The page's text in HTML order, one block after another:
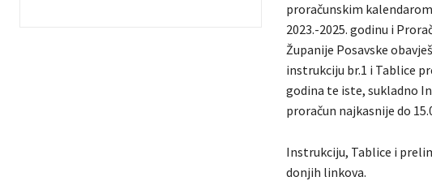
proračunskim
2023.-2025. godinu i
Županije Posavske
instrukciju br.1 i Tablice
godina te iste, sukladno
proračun najkasnije do
Instrukciju, Tablice i
donjih linkova.